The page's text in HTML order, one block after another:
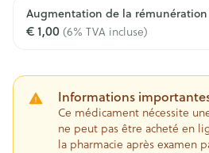
Augmentation de la rémunération
€ 1,00 (6% TVA incluse)
Informations
Ce médicament nécessite
ne peut pas être acheté en
la pharmacie après examen